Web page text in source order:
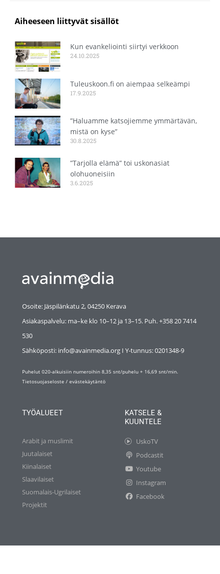
Aiheeseen liittyvät sisällöt
Kun evankeliointi siirtyi verkkoon
24.10.2025
Tuleuskoon.fi on aiempaa selkeämpi
17.9.2025
”Haluamme katsojiemme ymmärtävän,
mistä on kyse”
30.8.2025
”Tarjolla elämä” toi uskonasiat
olohuoneisiin
3.6.2025
Osoite: Jäspilänkatu 2, 04250 Kerava
Asiakaspalvelu: ma–ke klo 10–12 ja 13–15. Puh. +358 20 7414
530
Sähköposti: info@avainmedia.org I Y-tunnus:0201348-9
Puhelut 020-alkuisiin numeroihin 8,35 snt/puhelu + 16,69 snt/min.
Tietosuojaseloste / evästekäytäntö
TYÖALUEET
Arabit ja muslimit
Juutalaiset
Kiinalaiset
Slaavilaiset
Suomalais-Ugrilaiset
Projektit
KATSELE &
KUUNTELE
UskoTV
Podcastit
Youtube
Instagram
Facebook